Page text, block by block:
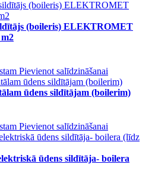
(boileris) ELEKTROMET
Pievienot salīdzināšanai
ūdens sildītājam (boilerim)
Pievienot salīdzināšanai
ūdens sildītāja- boilera